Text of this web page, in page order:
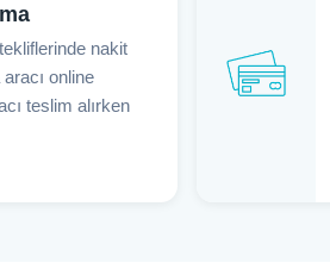
nakit
online
teslim alırken